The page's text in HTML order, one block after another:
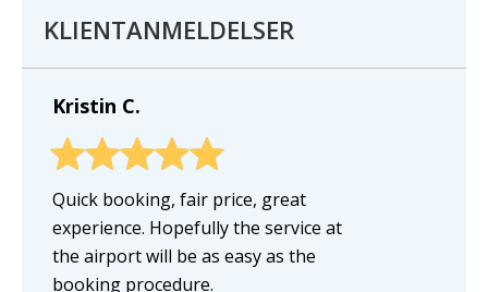
KLIENTANMELDELSER
Kristin C.
Quick booking, fair price, great
experience. Hopefully the service at
the airport will be as easy as the
booking procedure.